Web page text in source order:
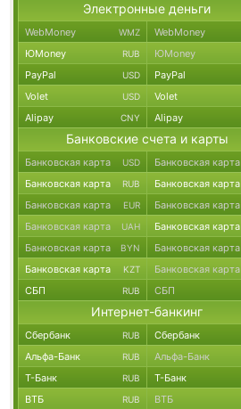
Электронные деньги
WebMoney WMZ WebMoney
ЮMoney RUB ЮMoney
PayPal USD PayPal
Volet USD Volet
Alipay CNY Alipay
Банковские счета и карты
Банковская карта USD Банковская карта
Банковская карта RUB Банковская карта
Банковская карта EUR Банковская карта
Банковская карта UAH Банковская карта
Банковская карта BYN Банковская карта
Банковская карта KZT Банковская карта
СБП RUB СБП
Интернет-банкинг
Сбербанк RUB Сбербанк
Альфа-Банк RUB Альфа-Банк
Т-Банк RUB Т-Банк
ВТБ RUB ВТБ